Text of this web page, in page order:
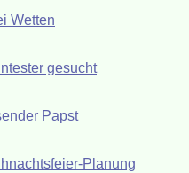
Wetten
gesucht
Papst
Planung